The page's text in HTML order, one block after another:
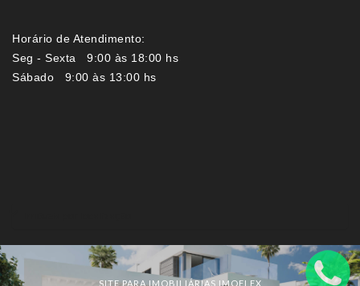
Horário de Atendimento:
Seg - Sexta 9:00 às 18:00 hs
Sábado 9:00 às 13:00 hs
SITE PARA IMOBILIÁRIAS IMOFLEX